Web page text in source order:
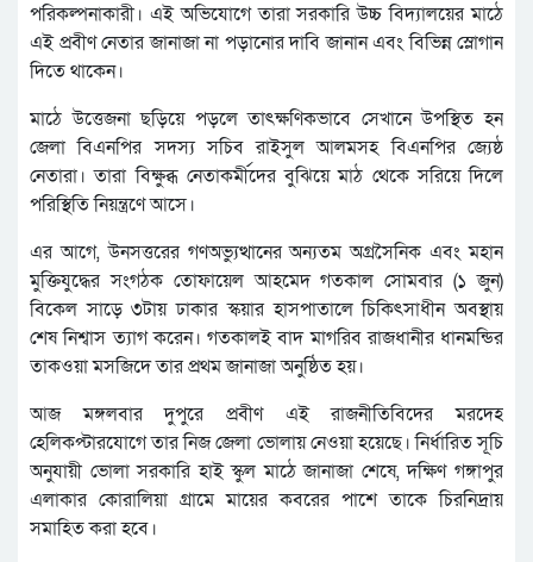
পরিকল্পনাকারী। এই অভিযোগে তারা সরকারি উচ্চ বিদ্যালয়ের মাঠে
এই প্রবীণ নেতার জানাজা না পড়ানোর দাবি জানান এবং বিভিন্ন স্লোগান
দিতে থাকেন।
মাঠে উত্তেজনা ছড়িয়ে পড়লে তাৎক্ষণিকভাবে সেখানে উপস্থিত হন
জেলা বিএনপির সদস্য সচিব রাইসুল আলমসহ বিএনপির জ্যেষ্ঠ
নেতারা। তারা বিক্ষুব্ধ নেতাকর্মীদের বুঝিয়ে মাঠ থেকে সরিয়ে দিলে
পরিস্থিতি নিয়ন্ত্রণে আসে।
এর আগে, উনসত্তরের গণঅভ্যুত্থানের অন্যতম অগ্রসৈনিক এবং মহান
মুক্তিযুদ্ধের সংগঠক তোফায়েল আহমেদ গতকাল সোমবার (১ জুন)
বিকেল সাড়ে ৩টায় ঢাকার স্কয়ার হাসপাতালে চিকিৎসাধীন অবস্থায়
শেষ নিশ্বাস ত্যাগ করেন। গতকালই বাদ মাগ‌রিব রাজধানীর ধানম‌ন্ডির
তাকওয়া মস‌জিদে তার প্রথম জানাজা অনুষ্ঠিত হয়।
আজ মঙ্গলবার দুপুরে প্রবীণ এই রাজনীতিবিদের মরদেহ
হেলিকপ্টারযোগে তার নিজ জেলা ভোলায় নেওয়া হয়েছে। নির্ধারিত সূচি
অনুযায়ী ভোলা সরকারি হাই স্কুল মাঠে জানাজা শেষে, দক্ষিণ গঙ্গাপুর
এলাকার কোরালিয়া গ্রামে মায়ের কবরের পাশে তাকে চিরনিদ্রায়
সমাহিত করা হবে।